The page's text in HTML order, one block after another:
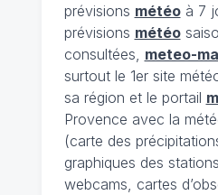
prévisions météoà 7
prévisions météo
consultées, meteo-
surtout le 1er site
sa région et le portail
Provence avec la
(carte des
graphiques des
webcams, cartes